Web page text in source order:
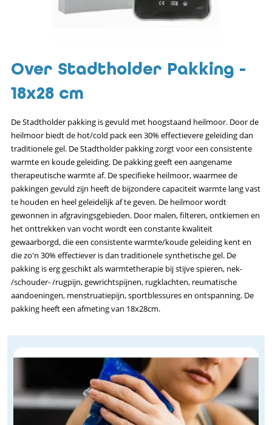
Over Stadtholder Pakking -
18x28 cm
De Stadtholder pakking is gevuld met hoogstaand heilmoor. Door de
heilmoor biedt de hot/cold pack een 30% effectievere geleiding dan
traditionele gel. De Stadtholder pakking zorgt voor een consistente
warmte en koude geleiding. De pakking geeft een aangename
therapeutische warmte af. De specifieke heilmoor, waarmee de
pakkingen gevuld zijn heeft de bijzondere capaciteit warmte lang vast
te houden en heel geleidelijk af te geven. De heilmoor wordt
gewonnen in afgravingsgebieden. Door malen, filteren, ontkiemen en
het onttrekken van vocht wordt een constante kwaliteit
gewaarborgd, die een consistente warmte/koude geleiding kent en
die zo'n 30% effectiever is dan traditionele synthetische gel. De
pakking is erg geschikt als warmtetherapie bij stijve spieren, nek-
/schouder- /rugpijn, gewrichtspijnen, rugklachten, reumatische
aandoeningen, menstruatiepijn, sportblessures en ontspanning. De
pakking heeft een afmeting van 18x28cm.